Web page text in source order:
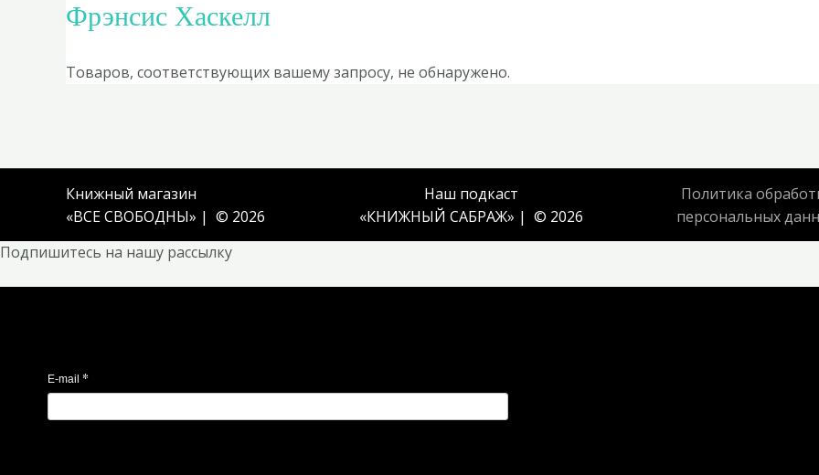
Фрэнсис Хаскелл
Товаров, соответствующих вашему запросу, не обнаружено.
Книжный магазин
«ВСЕ СВОБОДНЫ» | © 2026
Наш подкаст
«КНИЖНЫЙ САБРАЖ» | © 2026
Политика
персональных
Подпишитесь на нашу рассылку
E-mail *